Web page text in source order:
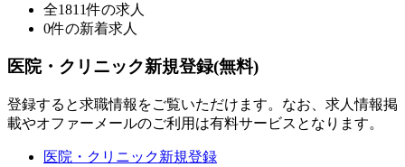
全1811件の求人
0件の新着求人
医院・クリニック新規登録(無料)
登録すると求職情報をご覧いただけます。なお、求人情報掲
載やオファーメールのご利用は有料サービスとなります。
医院・クリニック新規登録